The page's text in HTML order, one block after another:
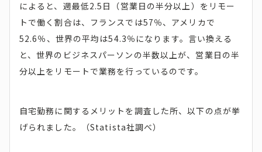
によると、週最低2.5日（営業日の半分以上）をリモー
トで働く割合は、フランスでは57％、アメリカで
52.6％、世界の平均は54.3％になります。言い換える
と、世界のビジネスパーソンの半数以上が、営業日の半
分以上をリモートで業務を行っているのです。
自宅勤務に関するメリットを調査した所、以下の点が挙
げられました。（Statista社調べ）